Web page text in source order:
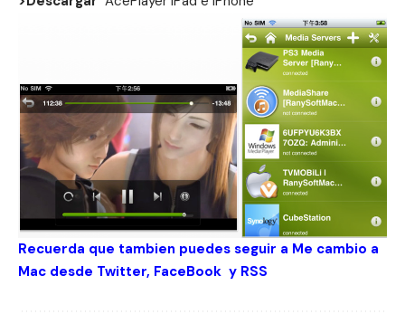
Recuerda que tambien puedes seguir a Me cambio a
Mac desde Twitter, FaceBook y RSS